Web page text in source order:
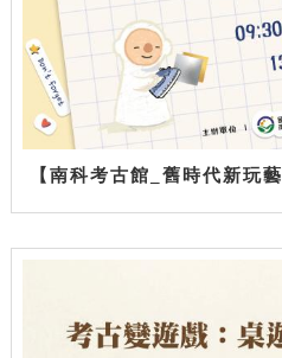
【南科考古館_舊時代新玩